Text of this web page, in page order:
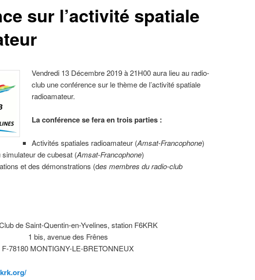
sur l’activité spatiale
Vendredi 13 Décembre 2019 à 21H00 aura lieu au radio-
club une conférence sur le thème de l’activité spatiale
radioamateur.
La conférence se fera en trois parties :
Activités spatiales radioamateur (Amsat-Francophone)
de cubesat (Amsat-Francophone)
et des démonstrations (des membres du radio-club
de Saint-Quentin-en-Yvelines, station F6KRK
1 bis, avenue des Frênes
F-78180 MONTIGNY-LE-BRETONNEUX